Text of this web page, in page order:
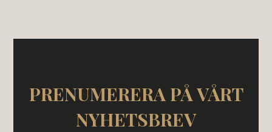
PRENUMERERA PÅ VÅRT
NYHETSBREV